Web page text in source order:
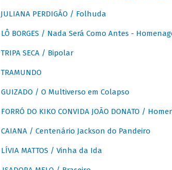
JULIANA PERDIGÃO / Folhuda
LÔ BORGES / Nada Será Como Antes -
TRIPA SECA / Bipolar
TRAMUNDO
GUIZADO / O Multiverso em Colapso
FORRÓ DO KIKO CONVIDA JOÃO DONATO /
CAIANA / Centenário Jackson do Pandeiro
LÍVIA MATTOS / Vinha da Ida